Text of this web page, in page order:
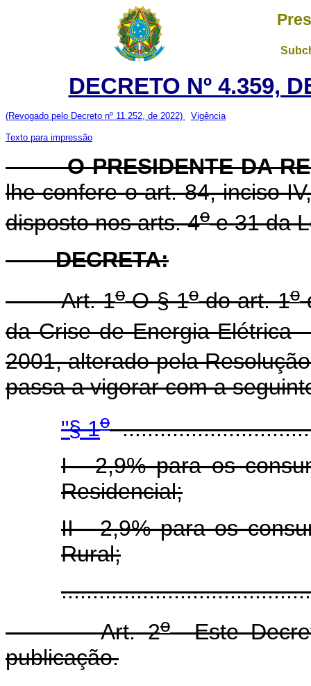
DECRETO Nº 4.359,
(Revogado pelo Decreto nº 11.252, de 2022) Vigência
Texto para impressão
O PRESIDENTE DA
lhe confere o art. 84, inciso
disposto nos arts. 4oe 31 da
DECRETA:
Art. 1oO § 1odo art. 1o
da Crise de Energia Elétrica
2001, alterado pela
passa a vigorar com a
"§ 1o
I - 2,9% para os
Residencial;
II - 2,9% para os
Rural;
Art. 2oEste
publicação.